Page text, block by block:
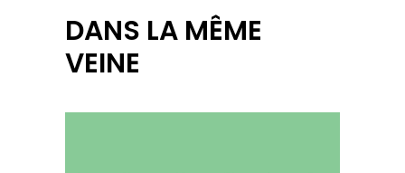
DANS LA MÊME
VEINE